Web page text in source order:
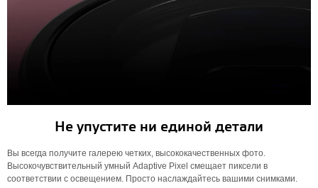
Не упустите ни единой детали
Вы всегда получите галерею четких, высококачественных фото.
Высокочувствительный умный Adaptive Pixel смещает пиксели в
соответствии с освещением. Просто наслаждайтесь вашими снимками.